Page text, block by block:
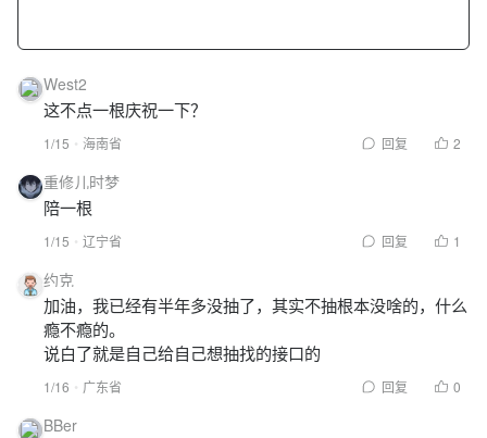
West2
这不点一根庆祝一下？
1/15 海南省 回复 2
重修儿时梦
陪一根
1/15 辽宁省 回复 1
约克
加油，我已经有半年多没抽了，其实不抽根本没啥的，什么
瘾不瘾的。
说白了就是自己给自己想抽找的接口的
1/16 广东省 回复 0
BBer